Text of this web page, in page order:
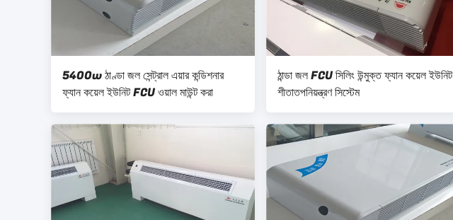
5400w ঠাণ্ডা জল সেন্ট্রাল এয়ার কন্ডিশনার
ফ্যান কয়েল ইউনিট FCU ওয়াল মাউন্ট করা
ঠান্ডা জল FCU সিলিং উন্মুক্ত ফ্যান কয়েল ইউনিট
শীতাতপনিয়ন্ত্রণ সিস্টেম